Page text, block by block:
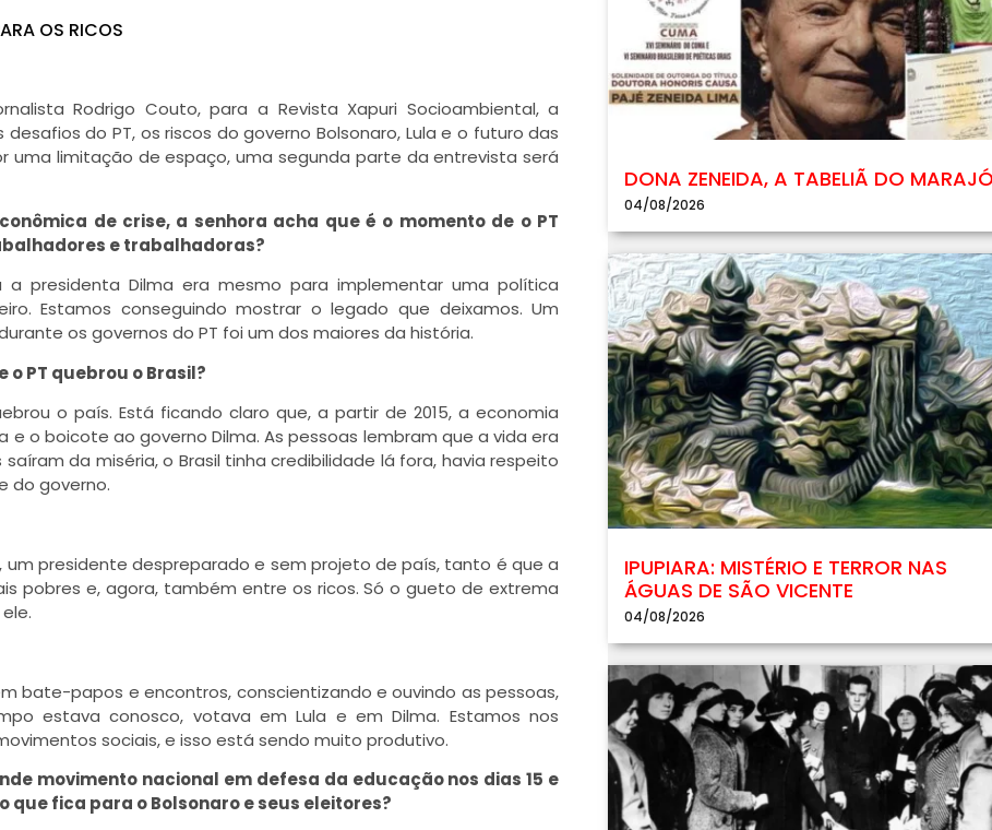
OS RICOS
Rodrigo Couto, para a Revista Xapuri Socioambiental, a
desafios do PT, os riscos do governo Bolsonaro, Lula e o futuro das
uma limitação de espaço, uma segunda parte da entrevista será
de crise, a senhora acha que é o momento de o PT
e trabalhadoras?
presidenta Dilma era mesmo para implementar uma política
Estamos conseguindo mostrar o legado que deixamos. Um
os governos do PT foi um dos maiores da história.
PT quebrou o Brasil?
o país. Está ficando claro que, a partir de 2015, a economia
o boicote ao governo Dilma. As pessoas lembram que a vida era
da miséria, o Brasil tinha credibilidade lá fora, havia respeito
do governo.
um presidente despreparado e sem projeto de país, tanto é que a
pobres e, agora, também entre os ricos. Só o gueto de extrema
bate-papos e encontros, conscientizando e ouvindo as pessoas,
estava conosco, votava em Lula e em Dilma. Estamos nos
sociais, e isso está sendo muito produtivo.
movimento nacional em defesa da educação nos dias 15 e
que fica para o Bolsonaro e seus eleitores?
DONA ZENEIDA, A TABELIÃ DO
04/08/2026
IPUPIARA: MISTÉRIO E TERROR NAS
ÁGUAS DE SÃO VICENTE
04/08/2026